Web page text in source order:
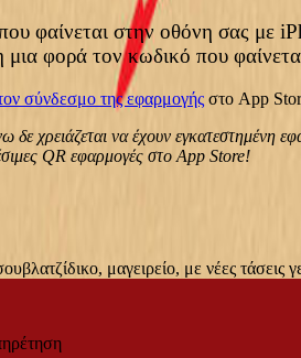
φαίνεται στην οθόνη σας με
φορά τον κωδικό που
σύνδεσμο της εφαρμογής στο App
δε χρειάζεται να έχουν εγκατεστημένη
QR εφαρμογές στο App Store!
μαγειρείο, με νέες